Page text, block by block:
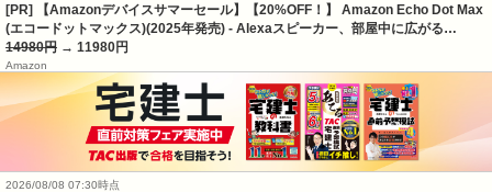
[PR] 【Amazonデバイスサマーセール】【20%OFF！】 Amazon Echo Dot Max
(エコードットマックス)(2025年発売) - Alexaスピーカー、部屋中に広がる…
14980円 → 11980円
Amazon
2026/08/08 07:30時点